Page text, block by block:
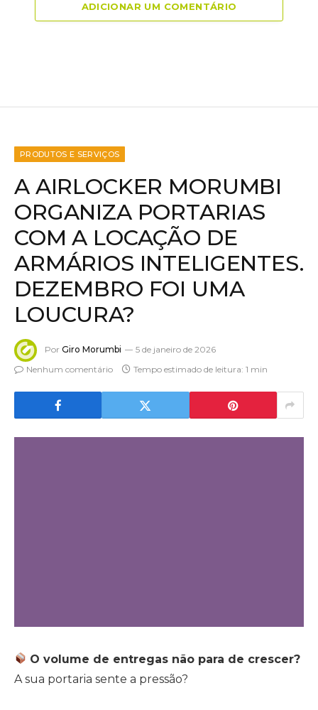
ADICIONAR UM COMENTÁRIO
PRODUTOS E SERVIÇOS
A AIRLOCKER MORUMBI
ORGANIZA PORTARIAS
COM A LOCAÇÃO DE
ARMÁRIOS INTELIGENTES.
DEZEMBRO FOI UMA
LOUCURA?
Por Giro Morumbi
5 de janeiro de 2026
Nenhum comentário
Tempo estimado de leitura: 1 min
O volume de entregas não para de crescer?
A sua portaria sente a pressão?